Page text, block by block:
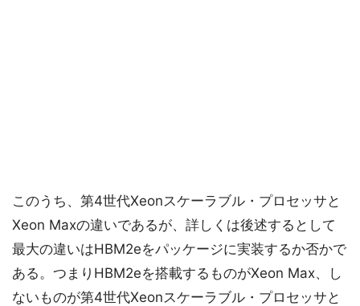
このうち、第4世代Xeonスケーラブル・プロセッサと
Xeon Maxの違いであるが、詳しくは後述するとして
最大の違いはHBM2eをパッケージに実装するか否かで
ある。つまりHBM2eを搭載するものがXeon Max、し
ないものが第4世代Xeonスケーラブル・プロセッサと